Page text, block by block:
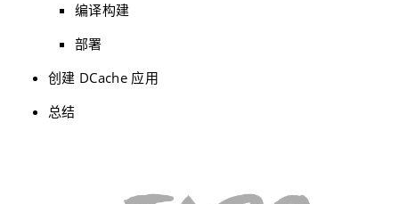
编译构建
部署
创建 DCache 应用
总结